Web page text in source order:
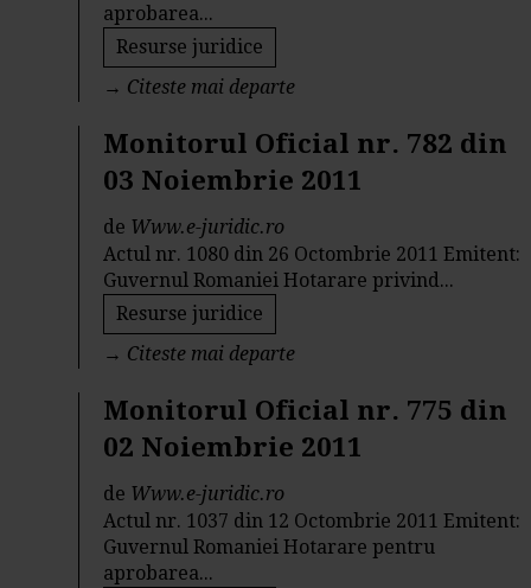
aprobarea...
Resurse juridice
→ Citeste mai departe
Monitorul Oficial nr. 782 din
03 Noiembrie 2011
de Www.e-juridic.ro
Actul nr. 1080 din 26 Octombrie 2011 Emitent:
Guvernul Romaniei Hotarare privind...
Resurse juridice
→ Citeste mai departe
Monitorul Oficial nr. 775 din
02 Noiembrie 2011
de Www.e-juridic.ro
Actul nr. 1037 din 12 Octombrie 2011 Emitent:
Guvernul Romaniei Hotarare pentru
aprobarea...